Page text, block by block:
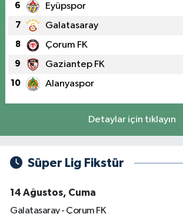
6 Eyüpspor
7 Galatasaray
8 Çorum FK
9 Gaziantep FK
10 Alanyaspor
Detaylar için tıklayın
Süper Lig Fikstür
14 Ağustos, Cuma
Galatasaray - Çorum FK